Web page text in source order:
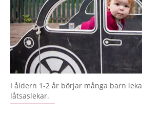
I åldern 1-2 år börjar många barn leka
låtsaslekar.